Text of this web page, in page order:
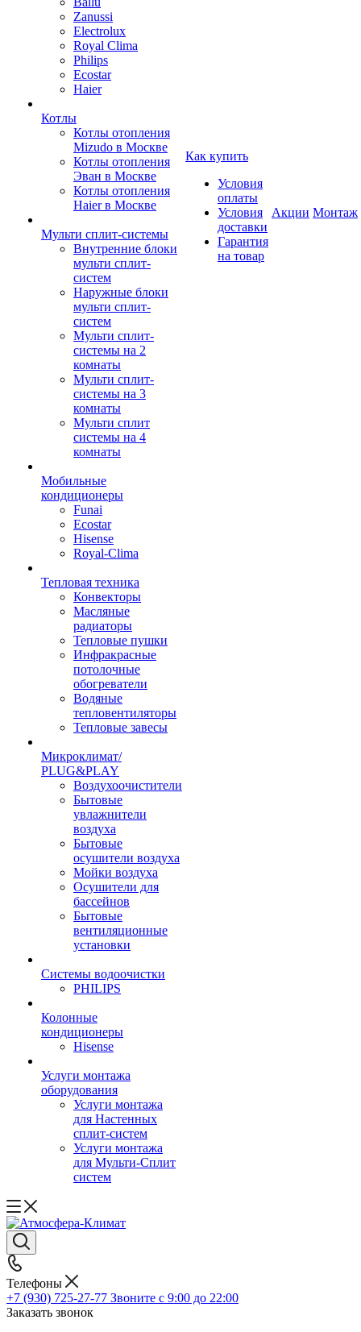
Zanussi
Electrolux
Royal Clima
Philips
Ecostar
Haier
Котлы
Котлы отопления
Mizudo в Москве
Котлы отопления
Эван в Москве
Котлы отопления
Haier в Москве
Мульти сплит-системы
Внутренние блоки
мульти сплит-
систем
Наружные блоки
мульти сплит-
систем
Мульти сплит-
системы на 2
комнаты
Мульти сплит-
системы на 3
комнаты
Мульти сплит
системы на 4
комнаты
Мобильные
кондиционеры
Funai
Ecostar
Hisense
Royal-Clima
Тепловая техника
Конвекторы
Масляные
радиаторы
Тепловые пушки
Инфракрасные
потолочные
обогреватели
Водяные
тепловентиляторы
Тепловые завесы
Микроклимат/
PLUG&PLAY
Воздухоочистители
Бытовые
увлажнители
воздуха
Бытовые
осушители воздуха
Мойки воздуха
Осушители для
бассейнов
Бытовые
вентиляционные
установки
Системы водоочистки
PHILIPS
Колонные
кондиционеры
Hisense
Услуги монтажа
оборудования
Услуги монтажа
для Настенных
сплит-систем
Услуги монтажа
для Мульти-Сплит
систем
Как купить
Условия
оплаты
Условия
доставки
Гарантия
на товар
Акции Монтаж
Телефоны
+7 (930) 725-27-77 Звоните с 9:00 до 22:00
Заказать звонок